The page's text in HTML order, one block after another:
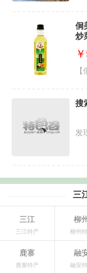
侗
炒
搜
发
三
三江
三江特产
柳
柳州
鹿寨
鹿寨特产
融
融安